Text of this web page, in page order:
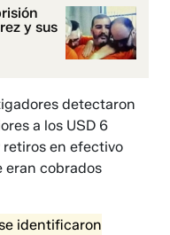
y sus
detectaron
a los USD 6
retiros en efectivo
eran cobrados
identificaron